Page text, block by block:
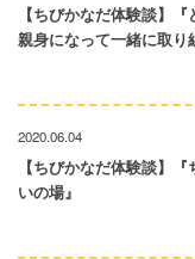
【ちびかなだ体験談】
親身になって一緒に取り
2020.06.04
【ちびかなだ体験談】
いの場』